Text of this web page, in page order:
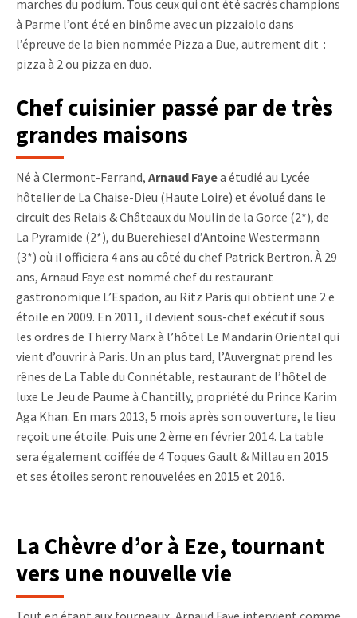
marches du podium. Tous ceux qui ont été sacrés champions
à Parme l’ont été en binôme avec un pizzaiolo dans
l’épreuve de la bien nommée Pizza a Due, autrement dit :
pizza à 2 ou pizza en duo.
Chef cuisinier passé par de très
grandes maisons
Né à Clermont-Ferrand, Arnaud Fayea étudié au Lycée
hôtelier de La Chaise-Dieu (Haute Loire) et évolué dans le
circuit des Relais & Châteaux du Moulin de la Gorce (2*), de
La Pyramide (2*), du Buerehiesel d’Antoine Westermann
(3*) où il officiera 4 ans au côté du chef Patrick Bertron. À 29
ans, Arnaud Faye est nommé chef du restaurant
gastronomique L’Espadon, au Ritz Paris qui obtient une 2 e
étoile en 2009. En 2011, il devient sous-chef exécutif sous
les ordres de Thierry Marx à l’hôtel Le Mandarin Oriental qui
vient d’ouvrir à Paris. Un an plus tard, l’Auvergnat prend les
rênes de La Table du Connétable, restaurant de l’hôtel de
luxe Le Jeu de Paume à Chantilly, propriété du Prince Karim
Aga Khan. En mars 2013, 5 mois après son ouverture, le lieu
reçoit une étoile. Puis une 2 ème en février 2014. La table
sera également coiffée de 4 Toques Gault & Millau en 2015
et ses étoiles seront renouvelées en 2015 et 2016.
La Chèvre d’or à Eze, tournant
vers une nouvelle vie